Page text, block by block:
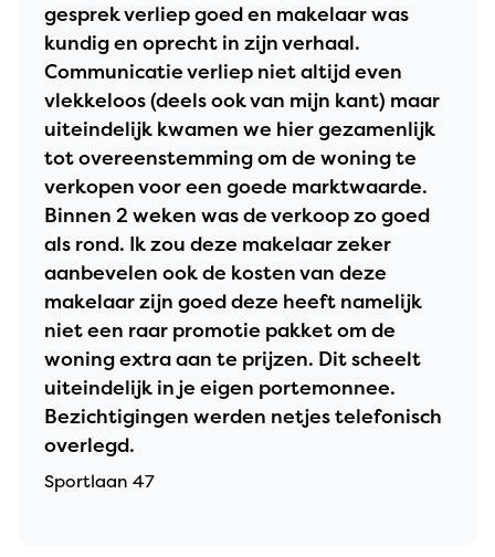
gesprek verliep goed en makelaar was
kundig en oprecht in zijn verhaal.
Communicatie verliep niet altijd even
vlekkeloos (deels ook van mijn kant) maar
uiteindelijk kwamen we hier gezamenlijk
tot overeenstemming om de woning te
verkopen voor een goede marktwaarde.
Binnen 2 weken was de verkoop zo goed
als rond. Ik zou deze makelaar zeker
aanbevelen ook de kosten van deze
makelaar zijn goed deze heeft namelijk
niet een raar promotie pakket om de
woning extra aan te prijzen. Dit scheelt
uiteindelijk in je eigen portemonnee.
Bezichtigingen werden netjes telefonisch
overlegd.
Sportlaan 47